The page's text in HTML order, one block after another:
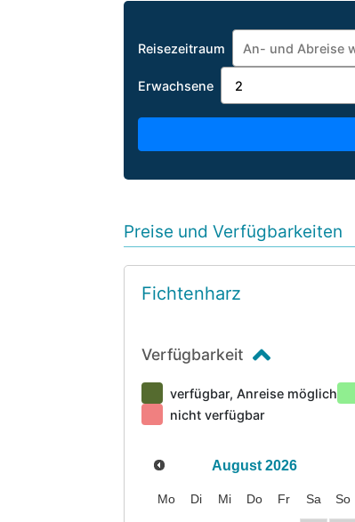
Reisezeitraum
Erwachsene
Preise und Verfügbarkeiten
Fichtenharz
Verfügbarkeit
verfügbar, Anreise möglich
nicht verfügbar
August 2026
Mo Di Mi Do Fr Sa So